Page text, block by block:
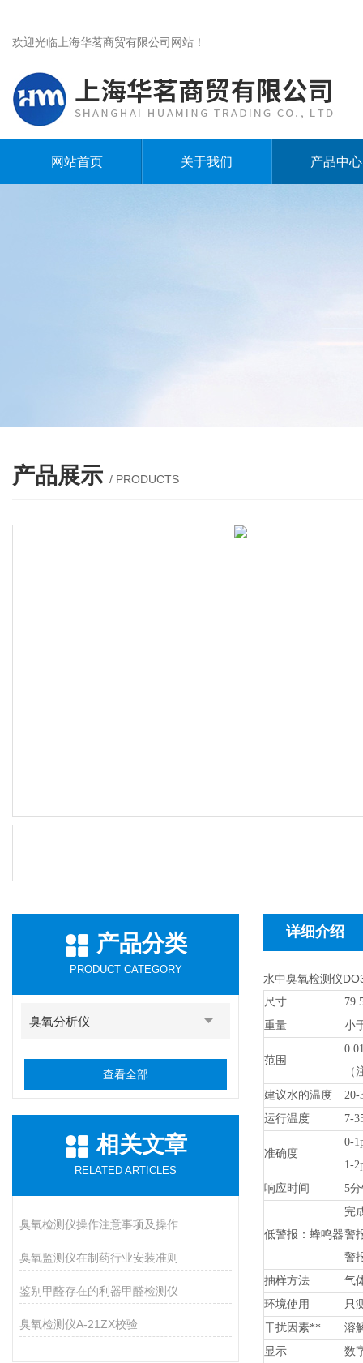
欢迎光临上海华茗商贸有限公司网站！
网站首页 关于我们 产品中心
产品展示 / PRODUCTS
产品分类
PRODUCT CATEGORY
臭氧分析仪
查看全部
相关文章
RELATED ARTICLES
臭氧检测仪操作注意事项及操作
臭氧监测仪在制药行业安装准则
鉴别甲醛存在的利器甲醛检测仪
臭氧检测仪A-21ZX校验
详细介绍
水中臭氧检测仪
尺寸
重量
小
范围
建议水的温度
运行温度
7-
准确度
0-
1-
响应时间
5
低警报：蜂鸣器
完
警
警
抽样方法
气
环境使用
只
干扰因素**
溶
显示
数